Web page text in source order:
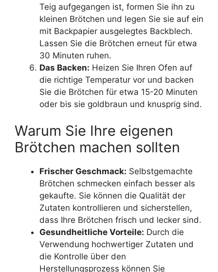
Teig aufgegangen ist, formen Sie ihn zu
kleinen Brötchen und legen Sie sie auf ein
mit Backpapier ausgelegtes Backblech.
Lassen Sie die Brötchen erneut für etwa
30 Minuten ruhen.
Das Backen: Heizen Sie Ihren Ofen auf
die richtige Temperatur vor und backen
Sie die Brötchen für etwa 15-20 Minuten
oder bis sie goldbraun und knusprig sind.
Warum Sie Ihre eigenen
Brötchen machen sollten
Frischer Geschmack: Selbstgemachte
Brötchen schmecken einfach besser als
gekaufte. Sie können die Qualität der
Zutaten kontrollieren und sicherstellen,
dass Ihre Brötchen frisch und lecker sind.
Gesundheitliche Vorteile: Durch die
Verwendung hochwertiger Zutaten und
die Kontrolle über den
Herstellungsprozess können Sie